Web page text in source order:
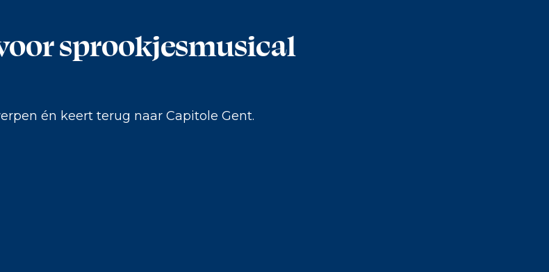
sprookjesmusical
én keert terug naar Capitole Gent.